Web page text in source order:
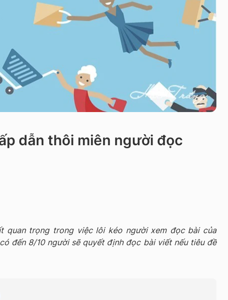
dẫn thôi miên người đọc
quan trọng trong việc lôi kéo người xem đọc bài của
đến 8/10 người sẽ quyết định đọc bài viết nếu tiêu đề